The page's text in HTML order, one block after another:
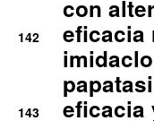
con
142
eficacia
143
eficacia